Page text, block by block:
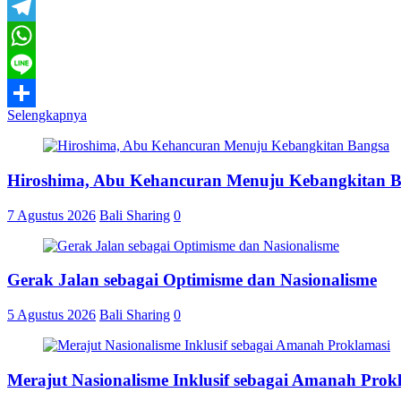
Email
Telegram
WhatsApp
Line
Share
Selengkapnya
Hiroshima, Abu Kehancuran Menuju Kebangkitan
7 Agustus 2026 Bali Sharing 0
Gerak Jalan sebagai Optimisme dan Nasionalisme
5 Agustus 2026 Bali Sharing 0
Merajut Nasionalisme Inklusif sebagai Amanah